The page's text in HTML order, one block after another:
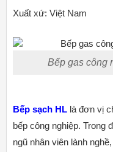
Xuất xứ: Việt Nam
Bếp gas công
Bếp sạch HL là đơn vị
bếp công nghiệp. Trong
ngũ nhân viên lành